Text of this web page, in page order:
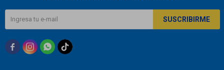
SUSCRIBIRME
  